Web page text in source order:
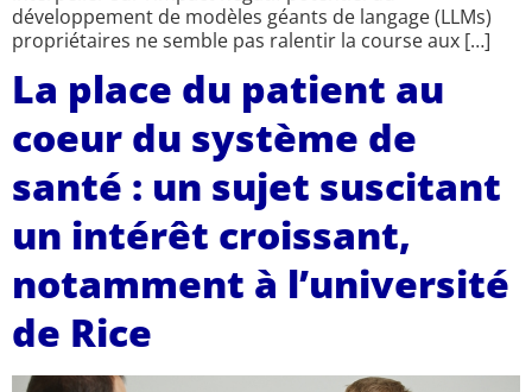
développement de modèles géants de langage (LLMs)
propriétaires ne semble pas ralentir la course aux […]
La place du patient au
coeur du système de
santé : un sujet suscitant
un intérêt croissant,
notamment à l’université
de Rice